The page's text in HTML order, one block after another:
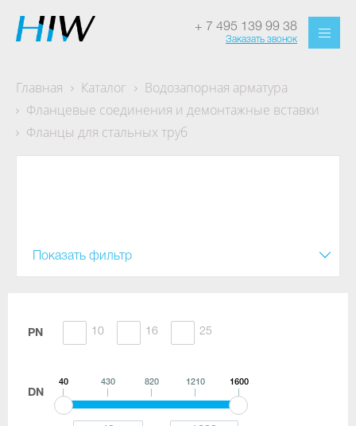
+ 7 495 139 99 38
Заказать звонок
Главная Каталог
Водозапорная арматура
Фланцевые соединения и демонтажные вставки
Фланцы для стальных труб
Показать фильтр
PN 10 16 25
DN
40 430 820 1210 1600